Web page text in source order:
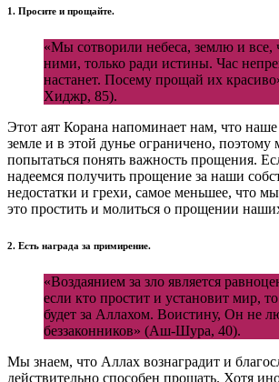
1. Просите и прощайте.
«Мы сотворили небеса, землю и все,
ними, только ради истины. Час
настанет. Посему прощай их
Хиджр, 85).
Этот аят Корана напоминает нам, что
земле и в этой дунье ограничено,
попытаться понять важность прощения.
надеемся получить прощение за наши
недостатки и грехи, самое меньшее, что
это простить и молиться о прощении
2. Есть награда за примирение.
«Воздаянием за зло является
если кто простит и установит мир, то
будет за Аллахом. Воистину, Он не
беззаконников» (Аш-Шура, 40).
Мы знаем, что Аллах вознаградит и
действительно способен прощать. Хотя